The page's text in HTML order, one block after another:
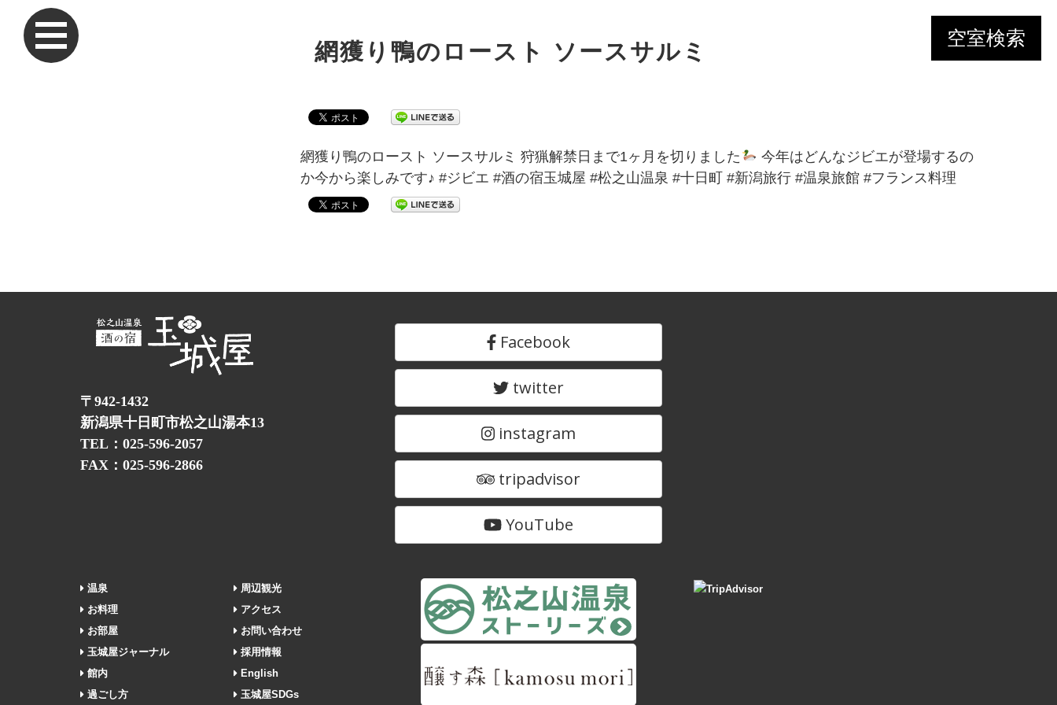
空室検索
網獲り鴨のロースト ソースサルミ
網獲り鴨のロースト ソースサルミ 狩猟解禁日まで1ヶ月を切りました
今年はどんなジビエが登場するの
か今から楽しみです♪ #ジビエ #酒の宿玉城屋 #松之山温泉 #十日町 #新潟旅行 #温泉旅館 #フランス料理
〒942-1432
新潟県十日町市松之山湯本13
TEL：025-596-2057
FAX：025-596-2866
Facebook
twitter
instagram
tripadvisor
YouTube
温泉
お料理
お部屋
玉城屋ジャーナル
館内
過ごし方
周辺観光
アクセス
お問い合わせ
採用情報
English
玉城屋SDGs